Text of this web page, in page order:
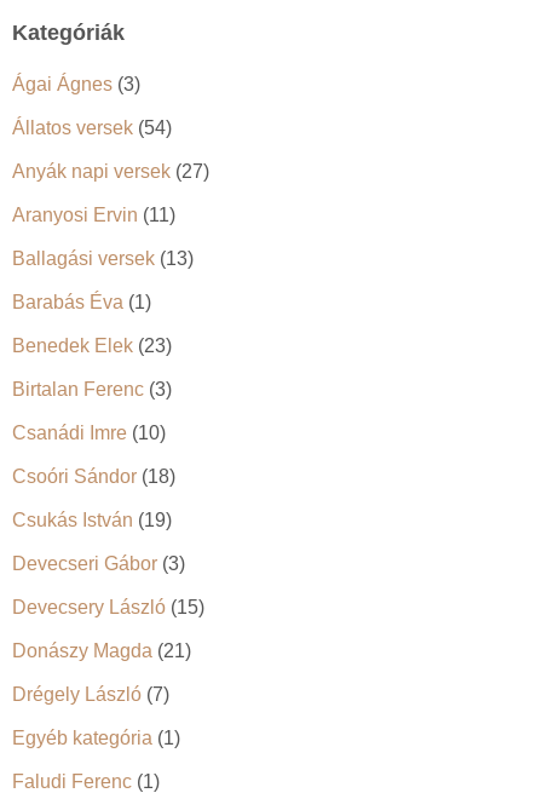
Kategóriák
Ágai Ágnes (3)
Állatos versek (54)
Anyák napi versek (27)
Aranyosi Ervin (11)
Ballagási versek (13)
Barabás Éva (1)
Benedek Elek (23)
Birtalan Ferenc (3)
Csanádi Imre (10)
Csoóri Sándor (18)
Csukás István (19)
Devecseri Gábor (3)
Devecsery László (15)
Donászy Magda (21)
Drégely László (7)
Egyéb kategória (1)
Faludi Ferenc (1)